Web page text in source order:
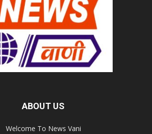
ABOUT US
Welcome To News Vani